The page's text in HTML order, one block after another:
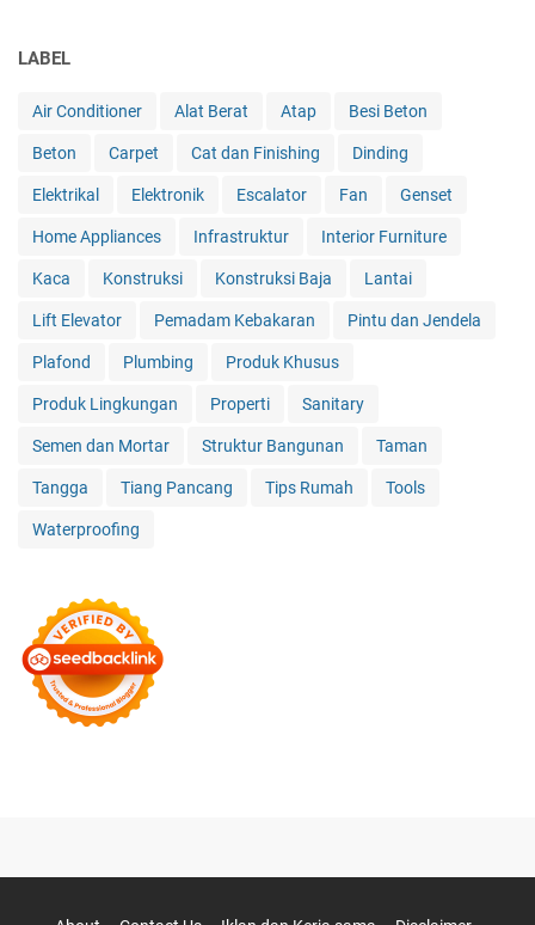
LABEL
Air Conditioner Alat Berat Atap Besi Beton
Beton Carpet Cat dan Finishing Dinding
Elektrikal Elektronik Escalator Fan Genset
Home Appliances Infrastruktur Interior Furniture
Kaca Konstruksi Konstruksi Baja Lantai
Lift Elevator Pemadam Kebakaran Pintu dan Jendela
Plafond Plumbing Produk Khusus
Produk Lingkungan Properti Sanitary
Semen dan Mortar Struktur Bangunan Taman
Tangga Tiang Pancang Tips Rumah Tools
Waterproofing